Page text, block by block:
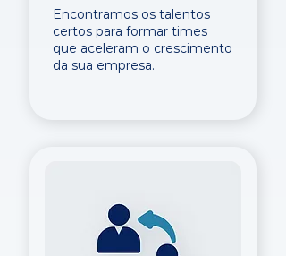
Encontramos os talentos
certos para formar times
que aceleram o crescimento
da sua empresa.